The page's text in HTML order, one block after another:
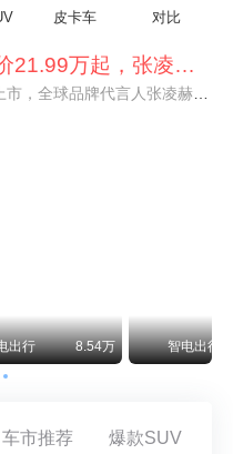
皮卡车 对比
阿维塔07L限时权益价21.99万起，张凌赫成首位车主
阿维塔07L今晚在杭州正式上市，全球品牌代言人张凌赫现场提车，成为这台车的第一位主人。三个版本：Elite纯电版22.99万，Max+后驱纯电版24.99万，Ultra三电机四驱版27.99万。
出行 8.54万 智电出行
车市推荐 爆款SUV